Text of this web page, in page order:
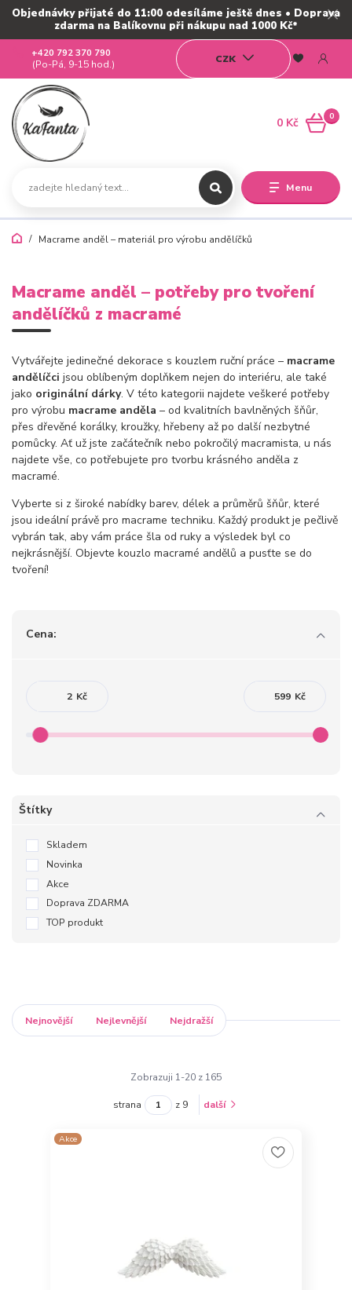
Objednávky přijaté do 11:00 odesíláme ještě dnes • Doprava
zdarma na Balíkovnu při nákupu nad 1000 Kč*
Menu
CZK
+420 792 370 790
(Po-Pá, 9-15 hod.)
0
0 Kč
Macrame anděl – materiál pro výrobu andělíčků
Macrame anděl – potřeby pro tvoření
andělíčků z macramé
Vytvářejte jedinečné dekorace s kouzlem ruční práce – macrame
andělíčci jsou oblíbeným doplňkem nejen do interiéru, ale také
jako originální dárky. V této kategorii najdete veškeré potřeby
pro výrobu macrame anděla – od kvalitních bavlněných šňůr,
přes dřevěné korálky, kroužky, hřebeny až po další nezbytné
pomůcky. Ať už jste začátečník nebo pokročilý macramista, u nás
najdete vše, co potřebujete pro tvorbu krásného anděla z
macramé.
Vyberte si z široké nabídky barev, délek a průměrů šňůr, které
jsou ideální právě pro macrame techniku. Každý produkt je pečlivě
vybrán tak, aby vám práce šla od ruky a výsledek byl co
nejkrásnější. Objevte kouzlo macramé andělů a pusťte se do
tvoření!
Cena:
Kč Kč
Štítky
Skladem
Novinka
Akce
Doprava ZDARMA
TOP produkt
Nejnovější Nejlevnější Nejdražší
Zobrazuji 1-20 z 165
strana z 9 další
Akce